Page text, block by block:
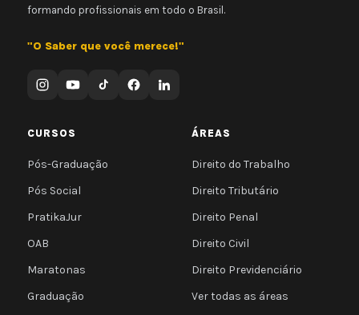
formando profissionais em todo o Brasil.
"O Saber que você merece!"
CURSOS
Pós-Graduação
Pós Social
PratikaJur
OAB
Maratonas
Graduação
ÁREAS
Direito do Trabalho
Direito Tributário
Direito Penal
Direito Civil
Direito Previdenciário
Ver todas as áreas